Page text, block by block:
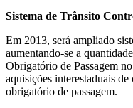
Sistema de Trânsito
Em 2013, será ampliado
aumentando-se a
Obrigatório de Passagem
aquisições interestaduais
obrigatório de passagem.